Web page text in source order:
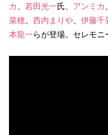
カ 若田光一氏、 アンミカ
菜穂、 西内まり、 伊藤千
本龍一らが登場。セレモニ